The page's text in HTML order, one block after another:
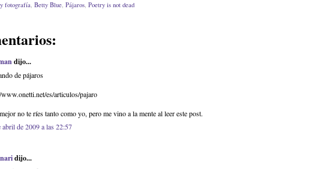
fotografía, Betty Blue, Pájaros, Poetry is not dead
dijo...
de pájaros
es/articulos/pajaro
no te ríes tanto como yo, pero me vino a la mente al leer este post.
abril de 2009 a las 22:57
dijo...